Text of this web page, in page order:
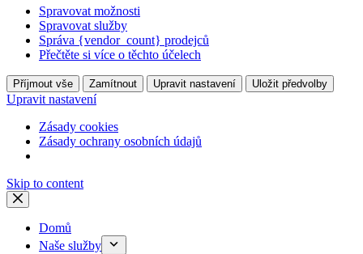
Spravovat možnosti
Spravovat služby
Správa {vendor_count} prodejců
Přečtěte si více o těchto účelech
Příjmout vše Zamítnout Upravit nastavení Uložit předvolby
Upravit nastavení
Zásady cookies
Zásady ochrany osobních údajů
Skip to content
Domů
Naše služby